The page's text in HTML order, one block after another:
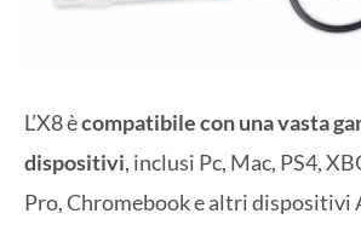
L’X8 ècompatibile con una vasta
dispositivi, inclusi Pc, Mac, PS4,
Pro, Chromebook e altri dispositivi